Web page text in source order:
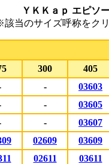
ＹＫＫａｐ エピソ
該当のサイズ呼称をク
300 405
-
03603
-
03605
-
03607
02609
03609
02611
03611